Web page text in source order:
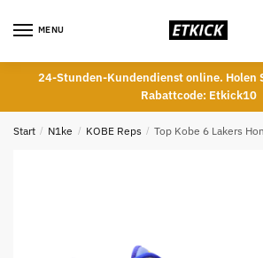
MENU
24-Stunden-Kundendienst online. Holen
Rabattcode: Etkick10
Start / N1ke / KOBE Reps / Top Kobe 6 Lakers